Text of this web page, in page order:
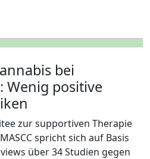
bei
Wenig positive
zur supportiven Therapie
spricht sich auf Basis
über 34 Studien gegen